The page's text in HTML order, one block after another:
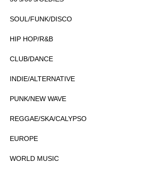
SOUL/FUNK/DISCO
HIP HOP/R&B
CLUB/DANCE
INDIE/ALTERNATIVE
PUNK/NEW WAVE
REGGAE/SKA/CALYPSO
EUROPE
WORLD MUSIC